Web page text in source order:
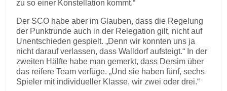
zu so einer Konstellation kommt.“
Der SCO habe aber im Glauben, dass die Regelung
der Punktrunde auch in der Relegation gilt, nicht auf
Unentschieden gespielt. „Denn wir konnten uns ja
nicht darauf verlassen, dass Walldorf aufsteigt.“ In der
zweiten Hälfte habe man gemerkt, dass Dersim über
das reifere Team verfüge. „Und sie haben fünf, sechs
Spieler mit individueller Klasse, wir zwei oder drei.“